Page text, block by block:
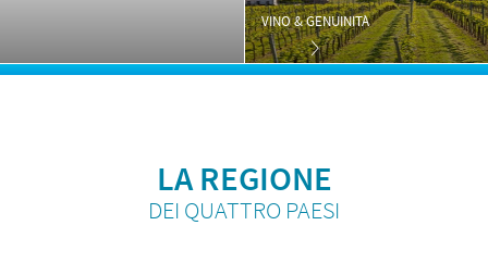
VINO & GENUINITÀ
LA REGIONE
DEI QUATTRO PAESI